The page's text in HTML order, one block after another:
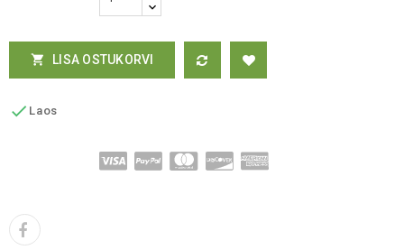
 LISA OSTUKORVI
 Laos